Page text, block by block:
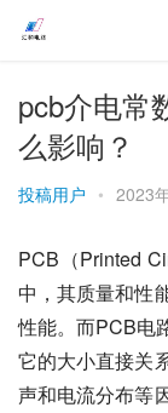
pcb介电常
么影响？
投稿用户 • 2023
PCB（Printed
中，其质量和性
性能。而PCB电
它的大小直接关
声和电流分布等